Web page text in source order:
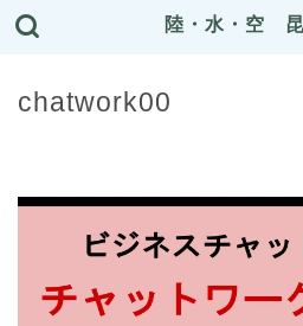
陸・水・空
chatwork00